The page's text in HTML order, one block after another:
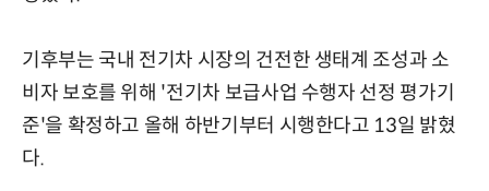
기후부는 국내 전기차 시장의 건전한 생태계 조성과 소
비자 보호를 위해 '전기차 보급사업 수행자 선정 평가기
준'을 확정하고 올해 하반기부터 시행한다고 13일 밝혔
다.